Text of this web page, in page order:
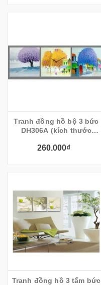
Tranh đồng hồ bộ 3 bức
DH306A (kích thước
260.000₫
Tranh đồng hồ 3 tấm bức